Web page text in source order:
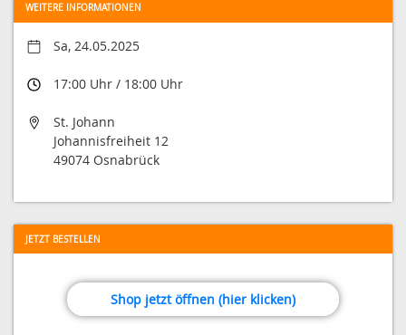
WEITERE INFORMATIONEN
Sa, 24.05.2025
17:00 Uhr / 18:00 Uhr
St. Johann
Johannisfreiheit 12
49074 Osnabrück
JETZT BESTELLEN
Shop jetzt öffnen (hier klicken)